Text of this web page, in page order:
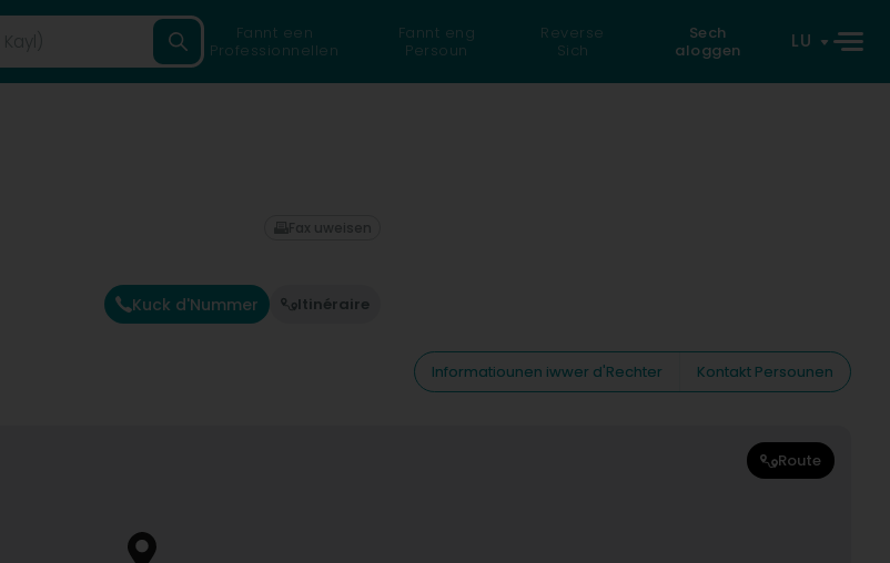
Fannt een
Professionnellen
Fannt eng
Persoun
Reverse
Sich
Sech
aloggen
LU
Kuck d'Nummer Itinéraire
Fax uweisen
Informatiounen iwwer d'Rechter
Kontakt Persounen
Route